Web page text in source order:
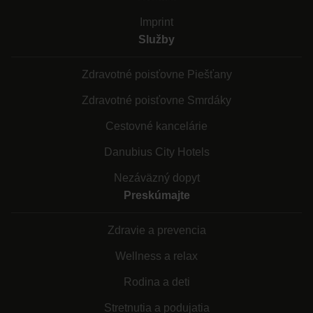
Imprint
Služby
Zdravotné poisťovne Piešťany
Zdravotné poisťovne Smrdáky
Cestovné kancelárie
Danubius City Hotels
Nezáväzný dopyt
Preskúmajte
Zdravie a prevencia
Wellness a relax
Rodina a deti
Stretnutia a podujatia